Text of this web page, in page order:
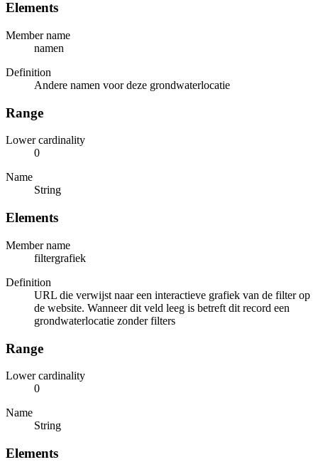
Elements
Member name
namen
Definition
Andere namen voor deze grondwaterlocatie
Range
Lower cardinality
0
Name
String
Elements
Member name
filtergrafiek
Definition
URL die verwijst naar een interactieve grafiek van de filter op
de website. Wanneer dit veld leeg is betreft dit record een
grondwaterlocatie zonder filters
Range
Lower cardinality
0
Name
String
Elements